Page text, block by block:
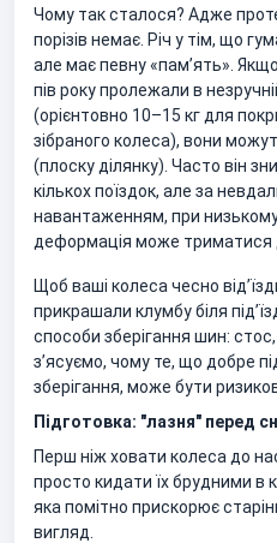
Чому так сталося? Адже
порізів немає. Річ у тім, що
але має певну «пам’ять».
пів року пролежали в
(орієнтовно 10–15 кг для
зібраного колеса), вони
(плоску ділянку). Часто він
кількох поїздок, але за
навантаженням, при низькому
деформація може триматися
Щоб ваші колеса чесно
прикрашали клумбу біля
способи зберігання шин: стос,
з’ясуємо, чому те, що добре
зберігання, може бути
Підготовка: "лазня" перед
Перш ніж ховати колеса до
просто кидати їх брудними в
яка помітно прискорює
вигляд.